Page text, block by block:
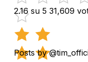
2.16 su 5 31,609
Posts by